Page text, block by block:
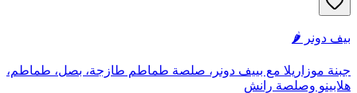
بيف دونر 🌶️
جبنة موزاريلا مع بييف دونر، صلصة طماطم طازجة، بصل، طماطم،
هلابينو وصلصة رانش